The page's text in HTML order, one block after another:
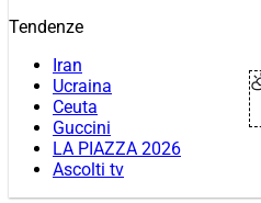
Tendenze
Iran
Ucraina
Ceuta
Guccini
LA PIAZZA 2026
Ascolti tv